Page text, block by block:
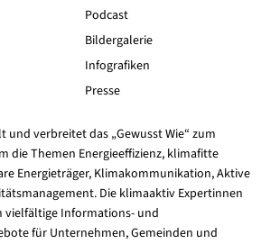
Podcast
Bildergalerie
Infografiken
Presse
verbreitet das „Gewusst Wie“ zum
die Themen Energieeffizienz, klimafitte
Energieträger, Klimakommunikation, Aktive
Die klimaaktiv Expertinnen
vielfältige Informations- und
für Unternehmen, Gemeinden und